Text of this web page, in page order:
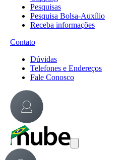
Pesquisas
Pesquisa Bolsa-Auxílio
Receba informações
Contato
Dúvidas
Telefones e Endereços
Fale Conosco